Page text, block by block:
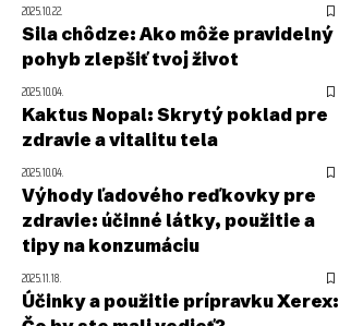
2025.10.22.
Sila chôdze: Ako môže pravidelný
pohyb zlepšiť tvoj život
2025.10.04.
Kaktus Nopal: Skrytý poklad pre
zdravie a vitalitu tela
2025.10.04.
Výhody ľadového reďkovky pre
zdravie: účinné látky, použitie a
tipy na konzumáciu
2025.11.18.
Účinky a použitie prípravku Xerex: